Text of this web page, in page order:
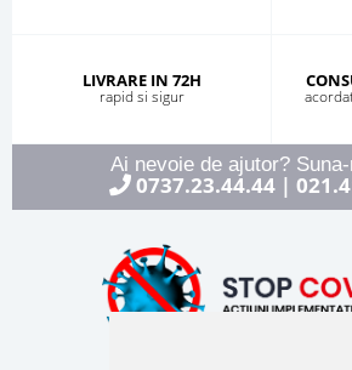
LIVRARE IN 72H
rapid si sigur
Ai nevoie de ajutor?
0737.23.44.44|